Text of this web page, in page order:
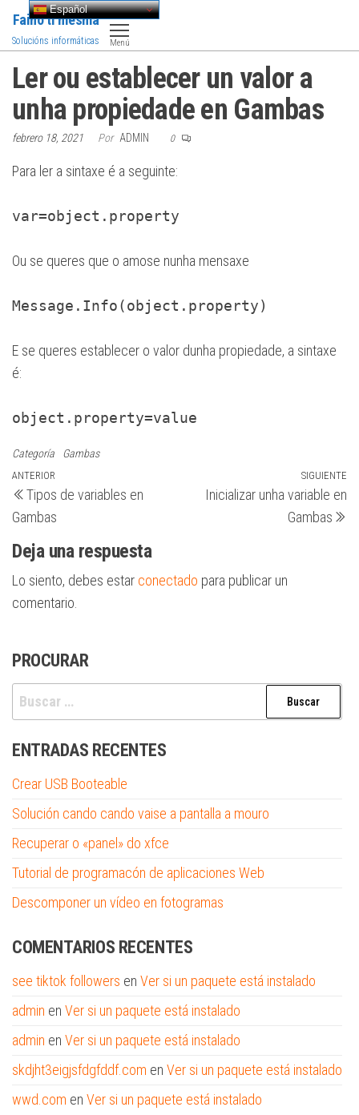
Saltar
contenido
Faino ti mesma
Solucións informáticas Menú
Ler ou establecer un valor a
unha propiedade en Gambas
febrero 18, 2021 Por ADMIN 0
Para ler a sintaxe é a seguinte:
var=object.property
Ou se queres que o amose nunha mensaxe
Message.Info(object.property)
E se queres establecer o valor dunha propiedade, a sintaxe
é:
object.property=value
Categoría Gambas
Navegación
de
Entrada
anterior
ANTERIOR
Tipos de variables en
Gambas
SIGUIENTE
Inicializar unha variable en
Gambas
Deja una respuesta
Lo siento, debes estar conectado para publicar un
comentario.
PROCURAR
Buscar:
ENTRADAS RECENTES
Crear USB Booteable
Solución cando cando vaise a pantalla a mouro
Recuperar o «panel» do xfce
Tutorial de programacón de aplicaciones Web
Descomponer un vídeo en fotogramas
COMENTARIOS RECENTES
see tiktok followers en Ver si un paquete está instalado
admin en Ver si un paquete está instalado
admin en Ver si un paquete está instalado
skdjht3eigjsfdgfddf.com en Ver si un paquete está instalado
wwd.com en Ver si un paquete está instalado
Español